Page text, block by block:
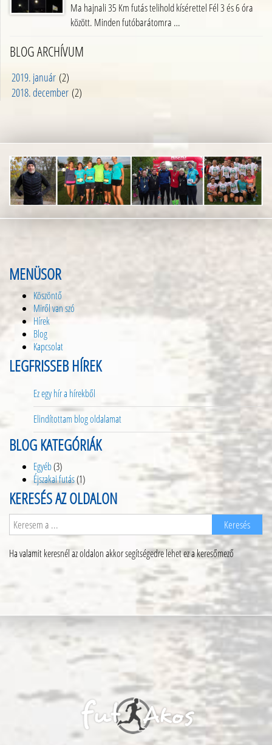
Ma hajnali 35 Km futás telihold kísérettel Fél 3 és 6 óra
között. Minden futóbarátomra …
BLOG ARCHÍVUM
2019. január (2)
2018. december (2)
MENÜSOR
Köszöntő
Miről van szó
Hírek
Blog
Kapcsolat
LEGFRISSEB HÍREK
Ez egy hír a hírekből
Elindítottam blog oldalamat
BLOG KATEGÓRIÁK
Egyéb(3)
Éjszakai futás(1)
KERESÉS AZ OLDALON
Ha valamit keresnél az oldalon akkor segítségedre lehet ez a keresőmező